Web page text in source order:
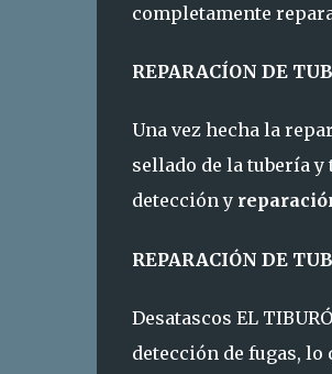
completamente
REPARACÍON DE
Una vez hecha la
sellado de la tubería
detección y
REPARACIÓN DE
Desatascos EL
detección de fugas,